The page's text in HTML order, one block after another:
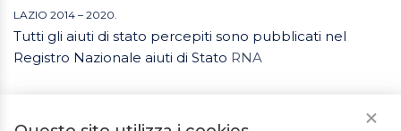
LAZIO 2014 – 2020.
Tutti gli aiuti di stato percepiti sono pubblicati nel
Registro Nazionale aiuti di Stato RNA